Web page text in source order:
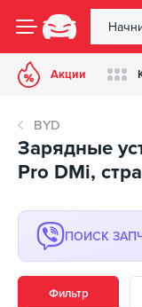
Акции
BYD
Зарядные
Pro DMi,
ПОИСК
Фильтр